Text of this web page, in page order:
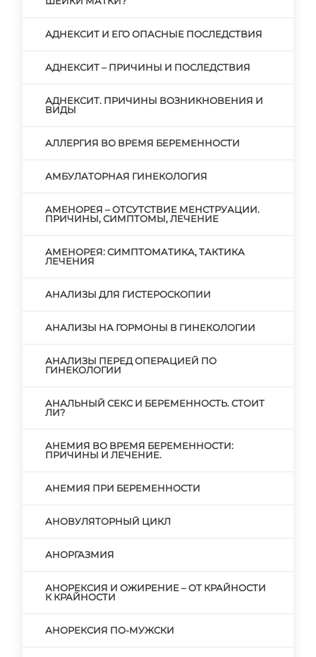
АДНЕКСИТ И ЕГО ОПАСНЫЕ ПОСЛЕДСТВИЯ
АДНЕКСИТ – ПРИЧИНЫ И ПОСЛЕДСТВИЯ
АДНЕКСИТ. ПРИЧИНЫ ВОЗНИКНОВЕНИЯ И
ВИДЫ
АЛЛЕРГИЯ ВО ВРЕМЯ БЕРЕМЕННОСТИ
АМБУЛАТОРНАЯ ГИНЕКОЛОГИЯ
АМЕНОРЕЯ – ОТСУТСТВИЕ МЕНСТРУАЦИИ.
ПРИЧИНЫ, СИМПТОМЫ, ЛЕЧЕНИЕ
АМЕНОРЕЯ: СИМПТОМАТИКА, ТАКТИКА
ЛЕЧЕНИЯ
АНАЛИЗЫ ДЛЯ ГИСТЕРОСКОПИИ
АНАЛИЗЫ НА ГОРМОНЫ В ГИНЕКОЛОГИИ
АНАЛИЗЫ ПЕРЕД ОПЕРАЦИЕЙ ПО
ГИНЕКОЛОГИИ
АНАЛЬНЫЙ СЕКС И БЕРЕМЕННОСТЬ. СТОИТ
ЛИ?
АНЕМИЯ ВО ВРЕМЯ БЕРЕМЕННОСТИ:
ПРИЧИНЫ И ЛЕЧЕНИЕ.
АНЕМИЯ ПРИ БЕРЕМЕННОСТИ
АНОВУЛЯТОРНЫЙ ЦИКЛ
АНОРГАЗМИЯ
АНОРЕКСИЯ И ОЖИРЕНИЕ – ОТ КРАЙНОСТИ
К КРАЙНОСТИ
АНОРЕКСИЯ ПО-МУЖСКИ